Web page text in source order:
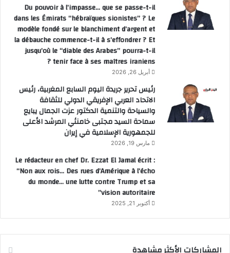
Du pouvoir à l’impasse… que se passe-t-il
dans les Émirats “hébraïques sionistes” ? Le
modèle fondé sur le blanchiment d’argent et
la débauche commence-t-il à s’effondrer ? Et
jusqu’où le “diable des Arabes” pourra-t-il
tenir face à ses maîtres iraniens ?
أبريل 26, 2026
رئيس تحرير جريدة اليوم السابع المغربية، رئيس
الاتحاد العربي الإفريقي الدولي للثقافة
والسياحة والتنمية الدكتور عزت الجمال يبايع
سماحة السيد مجتبى خامنئي المرشد الأعلى
للجمهورية الإسلامية في إيران
مارس 19, 2026
Le rédacteur en chef Dr. Ezzat El Jamal écrit :
“Non aux rois… Des rues d’Amérique à l’écho
du monde… une lutte contre Trump et sa
vision autoritaire”
أكتوبر 21, 2025